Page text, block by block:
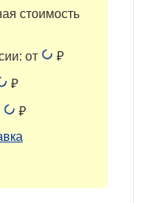
стоимость
от ₽
₽
₽